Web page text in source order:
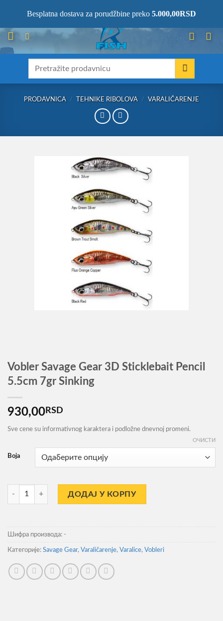
content
MESTU!
PRODAVNICA / TEHNIKE RIBOLOVA / VARALIČARENJE
Vobler Savage Gear 3D Sticklebait Pencil
5.5cm 7gr Sinking
930,00RSD
Sve cene su informativnog karaktera i podložne dnevnoj promeni.
Boja
ОЧИСТИ
Vobler Savage Gear 3D Sticklebait Pencil 5.5cm 7gr Sinking количина
ДОДАЈ У КОРПУ
Шифра производа: -
Категорије: Savage Gear, Varaličarenje, Varalice, Vobleri
Besplatna dostava za porudžbine preko 5.000,00RSD